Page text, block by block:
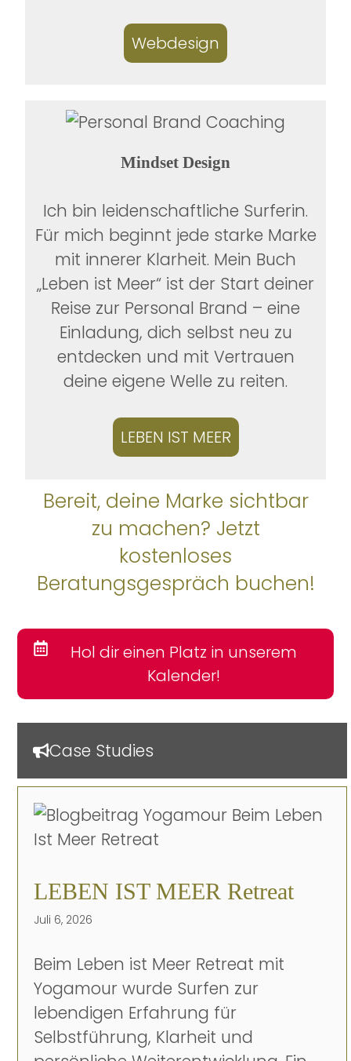
Webdesign
Mindset Design
Ich bin leidenschaftliche Surferin.
Für mich beginnt jede starke Marke
mit innerer Klarheit. Mein Buch
„Leben ist Meer“ ist der Start deiner
Reise zur Personal Brand – eine
Einladung, dich selbst neu zu
entdecken und mit Vertrauen
deine eigene Welle zu reiten.
LEBEN IST MEER
Bereit, deine Marke sichtbar
zu machen? Jetzt
kostenloses
Beratungsgespräch buchen!
Hol dir einen Platz in unserem
Kalender!
Case Studies
LEBEN IST MEER Retreat
Juli 6, 2026
Beim Leben ist Meer Retreat mit
Yogamour wurde Surfen zur
lebendigen Erfahrung für
Selbstführung, Klarheit und